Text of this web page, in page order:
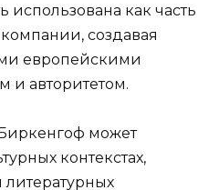
как часть
создавая
европейскими
и авторитетом.
может
контекстах,